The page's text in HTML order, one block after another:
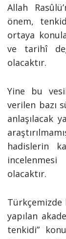
Allah
önem,
ortaya
ve tarihî
olacaktır.
Yine bu
verilen bazı
anlaşılacak
hadislerin
olacaktır.
Türkçemizde
yapılan
tenkidi”